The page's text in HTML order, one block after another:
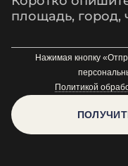
Нажимая кнопку
Политикой